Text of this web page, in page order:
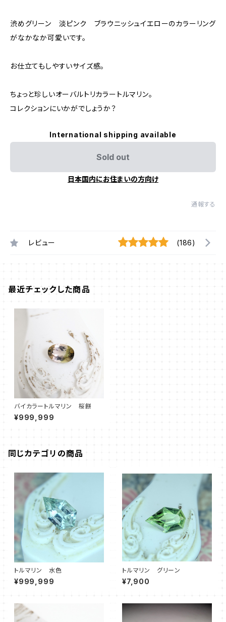
渋めグリーン 淡ピンク ブラウニッシュイエローのカラーリング
がなかなか可愛いです。
お仕立てもしやすいサイズ感。
ちょっと珍しいオーバルトリカラートルマリン。
コレクションにいかがでしょうか？
International shipping available
Sold out
日本国内にお住まいの方向け
通報する
レビュー (186)
最近チェックした商品
バイカラートルマリン 桜餅
¥999,999
同じカテゴリの商品
トルマリン 水色
¥999,999
トルマリン グリーン
¥7,900